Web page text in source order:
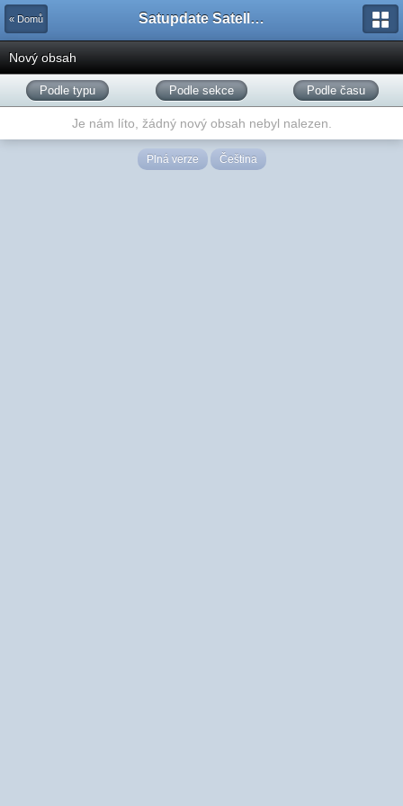
« Domů Satupdate Satellite Support Project
Nový obsah
Podle typu Podle sekce Podle času
Je nám líto, žádný nový obsah nebyl nalezen.
Plná verze Čeština